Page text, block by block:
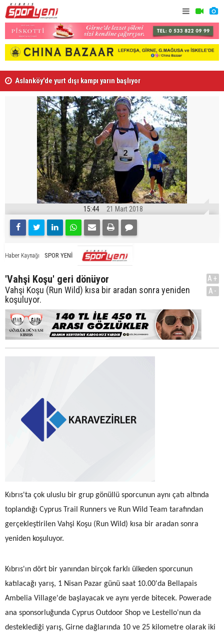
Aslanköy'de yurt dışı kampı yarın başlıyor
15:44 21 Mart 2018
Haber Kaynağı SPOR YENİ
'Vahşi Koşu' geri dönüyor
Vahşi Koşu (Run Wild) kısa bir aradan sonra yeniden
koşuluyor.
A+
A-
Kıbrıs'ta çok uluslu bir grup gönüllü sporcunun aynı çatı altında
toplandığı Cyprus Trail Runners ve Run Wild Team tarafından
gerçekleştirilen Vahşi Koşu (Run Wild) kısa bir aradan sonra
yeniden koşuluyor.
Kıbrıs'ın dört bir yanından birçok farklı ülkeden sporcunun
katılacağı yarış, 1 Nisan Pazar günü saat 10.00'da Bellapais
Ambelia Village'de başlayacak ve aynı yerde bitecek. Powerade
ana sponsorluğunda Cyprus Outdoor Shop ve Lestello'nun da
desteklediği yarış, Girne dağlarında 10 ve 25 kilometre olarak iki